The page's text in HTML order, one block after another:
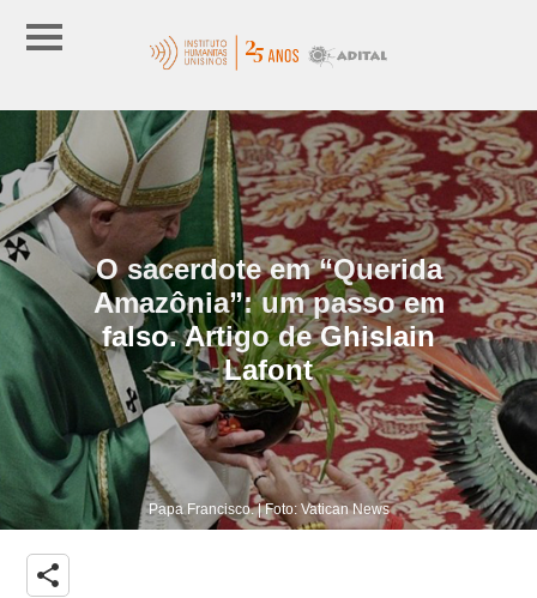
O sacerdote em “Querida
Amazônia”: um passo em
falso. Artigo de Ghislain
Lafont
Papa Francisco. | Foto: Vatican News
share